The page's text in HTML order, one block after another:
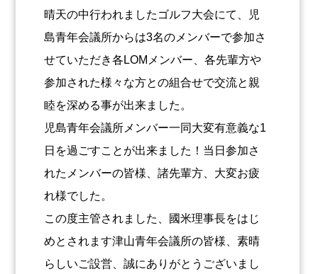
晴天の中行われましたゴルフ大会にて、児
島青年会議所からは3名のメンバーで参加さ
せていただき各LOMメンバー、各先輩方や
参加された様々な方との組合せで交流と親
睦を深める事が出来ました。
児島青年会議所メンバー一同大変有意義な1
日を過ごすことが出来ました！当日参加さ
れたメンバーの皆様、諸先輩方、大変お疲
れ様でした。
この度主管されました、國米理事長をはじ
めとされます津山青年会議所の皆様、素晴
らしいご設営、誠にありがとうございまし